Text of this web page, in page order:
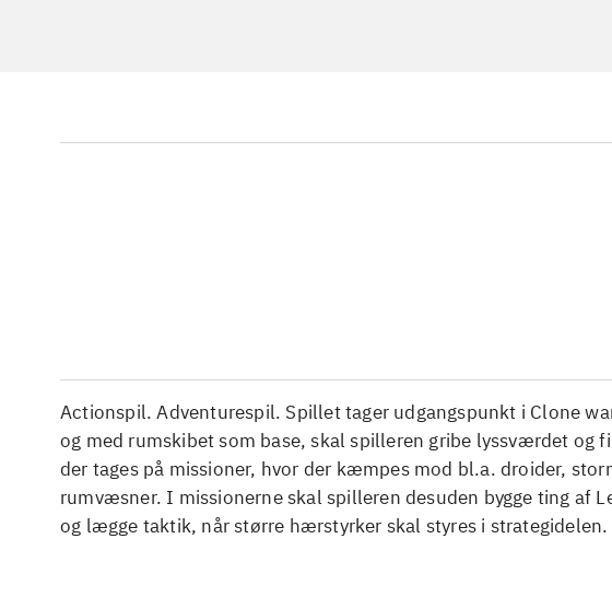
Actionspil. Adventurespil. Spillet tager udgangspunkt i Clone
og med rumskibet som base, skal spilleren gribe lyssværdet og
der tages på missioner, hvor der kæmpes mod bl.a. droider,
rumvæsner. I missionerne skal spilleren desuden bygge ting af
og lægge taktik, når større hærstyrker skal styres i strategidelen.